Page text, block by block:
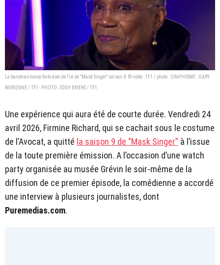
La bande-annonce faite avec de l'IA de "Mask Singer" saison 8. © vidéo : TF1 / photo : GRAPHISME : GARY
MERIENNE / TF1 - PHOTO : EDDY BRIERE / TF1
Une expérience qui aura été de courte durée. Vendredi 24
avril 2026, Firmine Richard, qui se cachait sous le costume
de l’Avocat, a quitté la saison 9 de “Mask Singer” à l’issue
de la toute première émission. A l’occasion d’une watch
party organisée au musée Grévin le soir-même de la
diffusion de ce premier épisode, la comédienne a accordé
une interview à plusieurs journalistes, dont
Puremedias.com.